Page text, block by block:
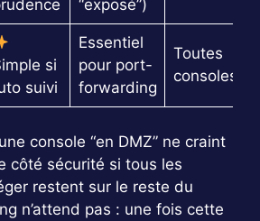
“exposé”)
si
suivi
Essentiel
pour port-
forwarding
Toutes
consoles
console “en DMZ” ne craint
côté sécurité si tous les
restent sur le reste du
n’attend pas : une fois cette